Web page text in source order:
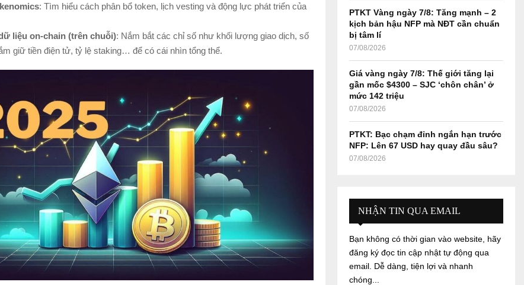
: Tìm hiểu cách phân bổ token, lịch vesting và động lực phát triển của
liệu on-chain (trên chuỗi): Nắm bắt các chỉ số như khối lượng giao dịch, số
giữ tiền điện tử, tỷ lệ staking… để có cái nhìn tổng thể.
PTKT Vàng ngày 7/8: Tăng mạnh – 2
kịch bản hậu NFP mà NĐT cần chuẩn
bị tâm lí
07/08/2026
Giá vàng ngày 7/8: Thế giới tăng lại
gần mốc $4300 – SJC ‘chôn chân’ ở
mức 142 triệu
07/08/2026
PTKT: Bạc chạm đỉnh ngắn hạn trước
NFP: Lên 67 USD hay quay đầu sâu?
07/08/2026
NHẬN TIN QUA EMAIL
Bạn không có thời gian vào website, hãy
đăng ký đọc tin cập nhật tự động qua
email. Dễ dàng, tiện lợi và nhanh
chóng...